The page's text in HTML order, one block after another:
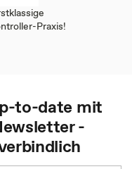
Praxis!
to-date mit
-